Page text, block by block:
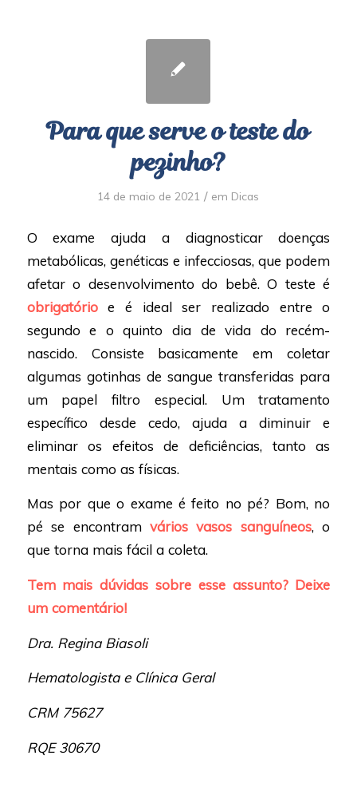
Para que serve o teste do
pezinho?
14 de maio de 2021 / em Dicas
O exame ajuda a diagnosticar doenças
metabólicas, genéticas e infecciosas, que podem
afetar o desenvolvimento do bebê. O teste é
obrigatórioe é ideal ser realizado entre o
segundo e o quinto dia de vida do recém-
nascido. Consiste basicamente em coletar
algumas gotinhas de sangue transferidas para
um papel filtro especial. Um tratamento
específico desde cedo, ajuda a diminuir e
eliminar os efeitos de deficiências, tanto as
mentais como as físicas.
Mas por que o exame é feito no pé? Bom, no
pé se encontram vários vasos sanguíneos, o
que torna mais fácil a coleta.
Tem mais dúvidas sobre esse assunto? Deixe
um comentário!
Dra. Regina Biasoli
Hematologista e Clínica Geral
CRM 75627
RQE 30670